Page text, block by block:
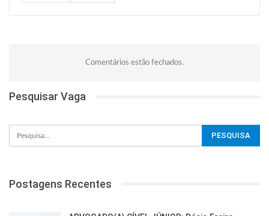
Comentários estão fechados.
Pesquisar Vaga
Postagens Recentes